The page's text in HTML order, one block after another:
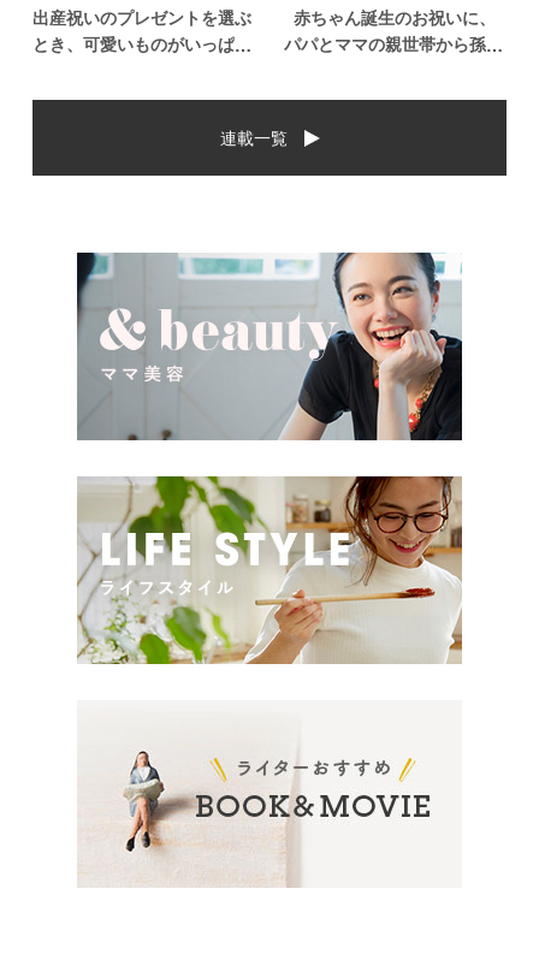
出産祝いのプレゼントを選ぶ
とき、可愛いものがいっぱい
の気持ちを込めて贈るものだ
いし、たくさん使ってもらえ
るものをプレゼントしたい。
赤ちゃん誕生のお祝いに、
パパとママの親世帯から孫誕
た場合、今現在のお祝いの相
んなものなのでしょうか。ま
た、出産祝いに関して気をつ
連載一覧